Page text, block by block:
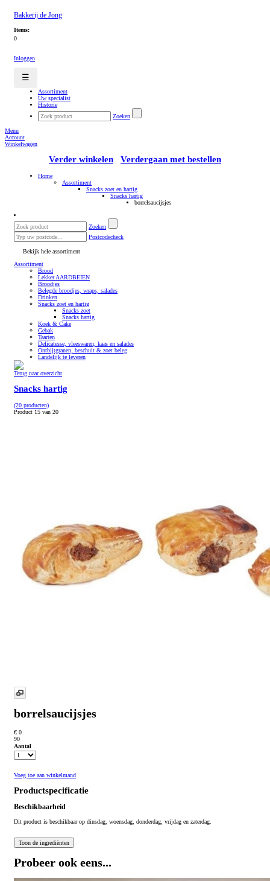
Bakkerij de Jong
Items:
0
Inloggen
☰
Assortiment
Uw specialist
Historie
Zoeken
Menu
Account
Winkelwagen
Verder winkelen Verdergaan met bestellen
Home
Assortiment
Snacks zoet en hartig
Snacks hartig
borrelsaucijsjes
Zoeken
Postcodecheck
Bekijk hele assortiment
Assortiment
Brood
Lekker AARDBEIEN
Broodjes
Belegde broodjes, wraps, salades
Drinken
Snacks zoet en hartig
Snacks zoet
Snacks hartig
Koek & Cake
Gebak
Taarten
Delicatesse, vleeswaren, kaas en salades
Ontbijtgranen, beschuit & zoet beleg
Landelijk te leveren
Terug naar overzicht
Snacks hartig
(20 producten)
Product 15 van 20
borrelsaucijsjes
€ 0
90
Aantal
Voeg toe aan winkelmand
Productspecificatie
Beschikbaarheid
Dit product is beschikbaar op dinsdag, woensdag, donderdag, vrijdag en zaterdag.
Probeer ook eens...